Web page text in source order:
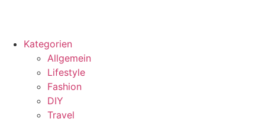
Kategorien
Allgemein
Lifestyle
Fashion
DIY
Travel